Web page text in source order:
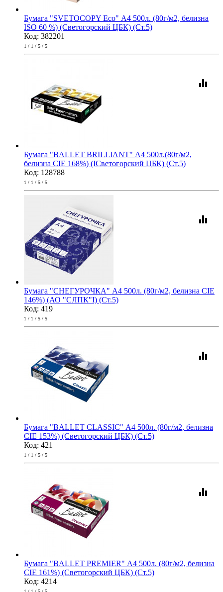
Бумага "SVETOCOPY Eco" А4 500л. (80г/м2, белизна
ISO 60 %) (Светогорский ЦБК) (Ст.5)
Код: 382201
1 / 1 / 5 / 5
equalizer
Бумага "BALLET BRILLIANT" А4 500л.(80г/м2,
белизна CIE 168%) (IСветогорский ЦБК) (Ст.5)
Код: 128788
1 / 1 / 5 / 5
equalizer
Бумага "СНЕГУРОЧКА" А4 500л. (80г/м2, белизна CIE
146%) (АО "СЛПК"I) (Ст.5)
Код: 419
1 / 1 / 5 / 5
equalizer
Бумага "BALLET CLASSIC" А4 500л. (80г/м2, белизна
CIE 153%) (Светогорский ЦБК) (Ст.5)
Код: 421
1 / 1 / 5 / 5
equalizer
Бумага "BALLET PREMIER" А4 500л. (80г/м2, белизна
CIE 161%) (Светогорский ЦБК) (Ст.5)
Код: 4214